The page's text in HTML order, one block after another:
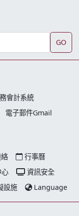
GO
會計系統
電子郵件Gmail
行事曆
資訊安全
設施 Language